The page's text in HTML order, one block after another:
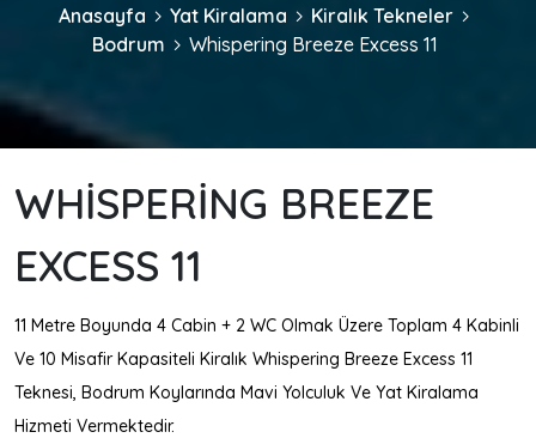
Anasayfa Yat Kiralama
Kiralık Tekneler
Bodrum
Whispering Breeze Excess 11
WHISPERING BREEZE
EXCESS 11
11 Metre Boyunda 4 Cabin + 2 WC Olmak Üzere Toplam 4 Kabinli
Ve 10 Misafir Kapasiteli Kiralık Whispering Breeze Excess 11
Teknesi, Bodrum Koylarında Mavi Yolculuk Ve Yat Kiralama
Hizmeti Vermektedir.